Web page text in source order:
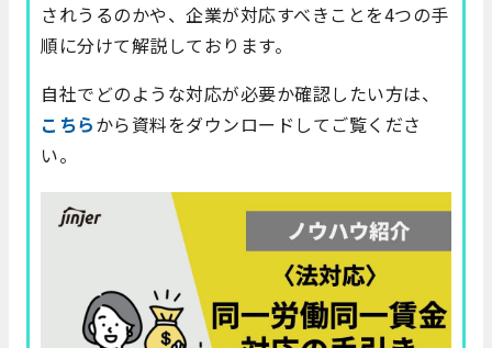
されうるのかや、企業が対応すべきことを4つの手
順に分けて解説しております。
自社でどのような対応が必要か確認したい方は、
こちらから資料をダウンロードしてご覧くださ
い。